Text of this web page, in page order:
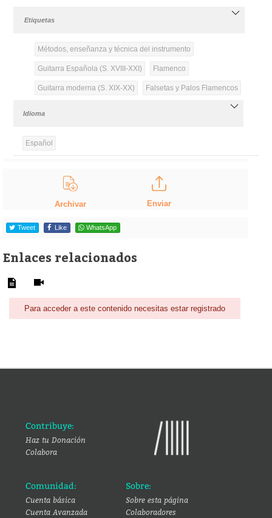
Etiquetas
Métodos, enseñanza y técnica del instrumento
Guitarra Española (S. XVIII-XXI) Flamenco
Guitarra moderna (S. XIX-XX) Falsetas y Palos Flamencos
Idioma
Español
Archivar Enviar
Tweet Like WhatsApp
Enlaces relacionados
Para acceder a este contenido necesitas estar registrado
Contribuye:
Haz tu Donación
Colabora
Comunidad:
Cuenta básica
Cuenta Avanzada
Sobre:
Sobre esta página
Colaboradores